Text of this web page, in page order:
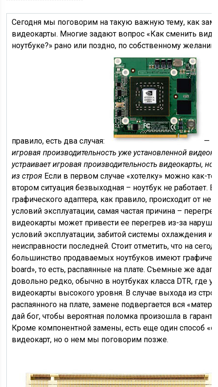
Сегодня мы поговорим на такую важную тему, как
видеокарты. Многие задают вопрос «Как сменить
ноутбуке?» рано или поздно, по собственному
правило, есть два случая: —
игровая производительность уже установленной
устраивает игровая производительность видеокарты,
из строя Если в первом случае «хотелку» можно как-то
втором ситуация безвыходная – ноутбук не работает.
графического адаптера, как правило, происходит от
условий эксплуатации, самая частая причина –
видеокарты может привести ее перегрев из-за
условий эксплуатации, забитой системы охлаждения
неисправности последней. Стоит отметить, что на
большинство продаваемых ноутбуков имеют
board», то есть, распаянные на плате. Съемные же
довольно редко, обычно в ноутбуках класса DTR, где
видеокарты высокого уровня. В случае выхода из
распаянного на плате, замене подвергается вся
дай бог, чтобы вероятная поломка произошла в
Кроме компонентной замены, есть еще один способ
видеокарт, но о нем мы поговорим позже.